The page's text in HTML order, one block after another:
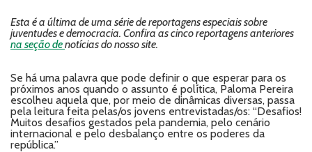
Esta é a última de uma série de reportagens especiais sobre
juventudes e democracia. Confira as cinco reportagens anteriores
na seção denotícias do nosso site.
Se há uma palavra que pode definir o que esperar para os
próximos anos quando o assunto é política, Paloma Pereira
escolheu aquela que, por meio de dinâmicas diversas, passa
pela leitura feita pelas/os jovens entrevistadas/os: “Desafios!
Muitos desafios gestados pela pandemia, pelo cenário
internacional e pelo desbalanço entre os poderes da
república.”